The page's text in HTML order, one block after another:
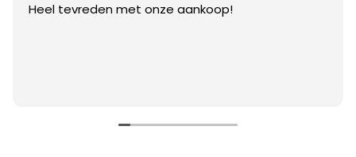
Heel tevreden met onze aankoop!